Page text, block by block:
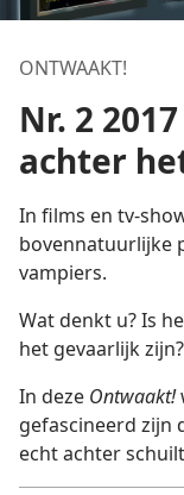
ONTWAAKT!
Nr. 2
achter
In films en tv-
bovennatuurlijke
vampiers.
Wat denkt u? Is
het gevaarlijk zijn?
In deze Ontwaakt!
gefascineerd zijn
echt achter